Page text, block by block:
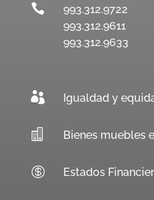

993.312.9722
993.312.9611
993.312.9633
 Igualdad y
 Bienes muebles
 Estados